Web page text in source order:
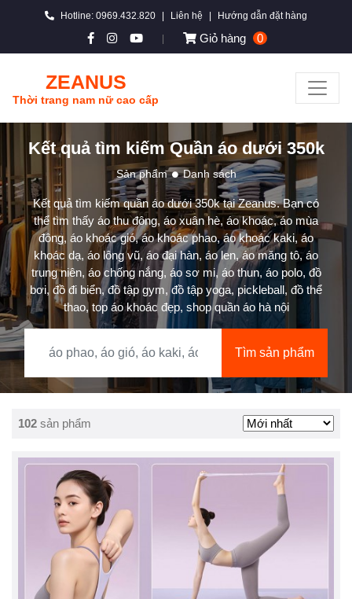
Hotline: 0969.432.820 Liên hệ Hướng dẫn đặt hàng
Giỏ hàng 0
ZEANUS
Thời trang nam nữ cao cấp
Kết quả tìm kiếm Quần áo dưới 350k
Sản phẩm Danh sách
Kết quả tìm kiếm quần áo dưới 350k tại Zeanus. Bạn có
thể tìm thấy áo thu đông, áo xuân hè, áo khoác, áo mùa
đông, áo khoác gió, áo khoác phao, áo khoác kaki, áo
khoác dạ, áo lông vũ, áo đại hàn, áo len, áo măng tô, áo
trung niên, áo chống nắng, áo sơ mi, áo thun, áo polo, đồ
bơi, đồ đi biển, đồ tập gym, đồ tập yoga, pickleball, đồ thể
thao, top áo khoác đẹp, shop quần áo hà nội
Tìm sản phẩm
102 sản phẩm